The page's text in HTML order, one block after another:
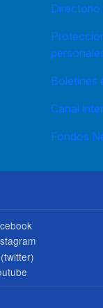
Boletines
Canal
Fondos